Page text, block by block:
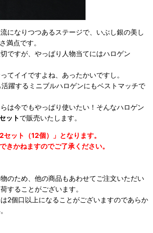
になりつつあるステージで、いぶし銀の美し
満点です。
ですが、やっぱり人物当てにはハロゲン
てイイですよね、あったかいですし。
躍するミニブルハロゲンにもベストマッチで
は今でもやっぱり使いたい！そんなハロゲン
ットで販売いたします。
ット（12個）」となります。
きかねますのでご了承ください。
のため、他の商品もあわせてご注文いただい
することがございます。
2個口以上になることがございますのであらか